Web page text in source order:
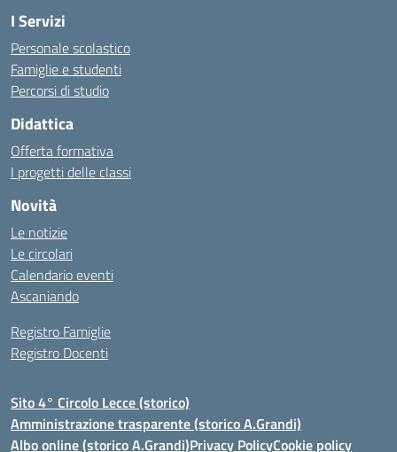
I Servizi
Personale scolastico
Famiglie e studenti
Percorsi di studio
Didattica
Offerta formativa
I progetti delle classi
Novità
Le notizie
Le circolari
Calendario eventi
Ascaniando
Registro Famiglie
Registro Docenti
Sito 4° Circolo Lecce (storico)
Amministrazione trasparente (storico A.Grandi)
Albo online (storico A.Grandi)Privacy PolicyCookie policy